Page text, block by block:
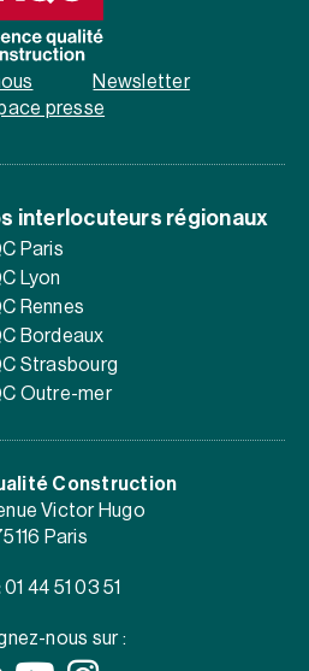
Newsletter
presse
interlocuteurs régionaux
Paris
Lyon
Rennes
Bordeaux
Strasbourg
Outre-mer
Construction
Victor Hugo
Paris
01 44 51 03 51
nous sur :